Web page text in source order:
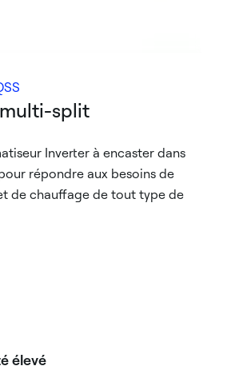
split
Inverter à encaster dans
répondre aux besoins de
de chauffage de tout type de
élevé